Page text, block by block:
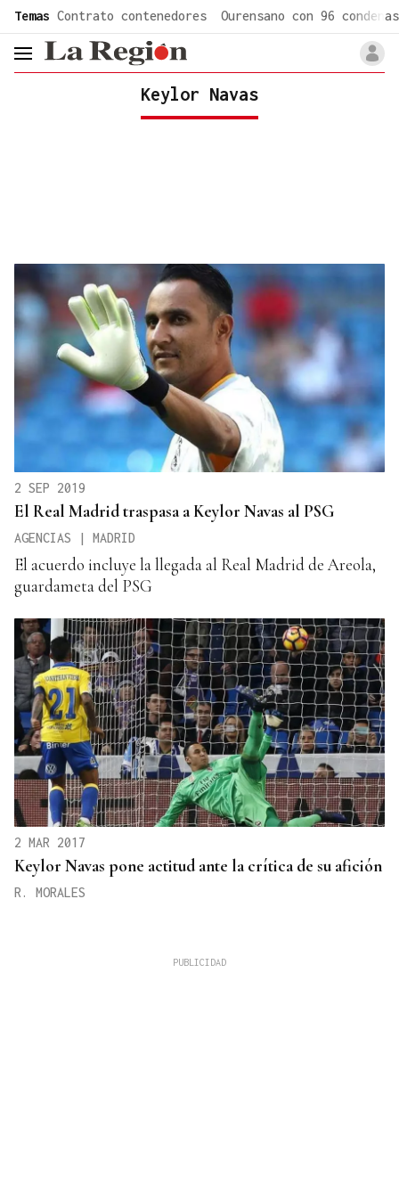
Temas Contrato contenedores Ourensano con 96 condenas
header.menu.open
Keylor Navas
2 SEP 2019
El Real Madrid traspasa a Keylor Navas al PSG
AGENCIAS | MADRID
El acuerdo incluye la llegada al Real Madrid de Areola,
guardameta del PSG
2 MAR 2017
Keylor Navas pone actitud ante la crítica de su afición
R. MORALES